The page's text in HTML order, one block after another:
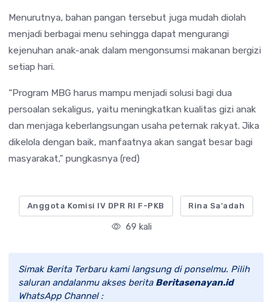
Menurutnya, bahan pangan tersebut juga mudah diolah
menjadi berbagai menu sehingga dapat mengurangi
kejenuhan anak-anak dalam mengonsumsi makanan bergizi
setiap hari.
“Program MBG harus mampu menjadi solusi bagi dua
persoalan sekaligus, yaitu meningkatkan kualitas gizi anak
dan menjaga keberlangsungan usaha peternak rakyat. Jika
dikelola dengan baik, manfaatnya akan sangat besar bagi
masyarakat,” pungkasnya (red)
Anggota Komisi IV DPR RI F-PKB Rina Sa'adah
69 kali
Simak Berita Terbaru kami langsung di ponselmu. Pilih
saluran andalanmu akses berita Beritasenayan.id
WhatsApp Channel :